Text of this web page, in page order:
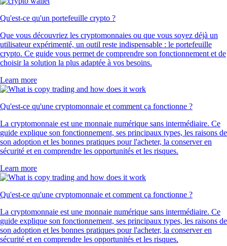
Qu'est-ce qu'un portefeuille crypto ?
Que vous découvriez les cryptomonnaies ou que vous soyez déjà un
utilisateur expérimenté, un outil reste indispensable : le portefeuille
crypto. Ce guide vous permet de comprendre son fonctionnement et de
choisir la solution la plus adaptée à vos besoins.
Learn more
Qu'est-ce qu'une cryptomonnaie et comment ça fonctionne ?
La cryptomonnaie est une monnaie numérique sans intermédiaire. Ce
guide explique son fonctionnement, ses principaux types, les raisons de
son adoption et les bonnes pratiques pour l'acheter, la conserver en
sécurité et en comprendre les opportunités et les risques.
Learn more
Qu'est-ce qu'une cryptomonnaie et comment ça fonctionne ?
La cryptomonnaie est une monnaie numérique sans intermédiaire. Ce
guide explique son fonctionnement, ses principaux types, les raisons de
son adoption et les bonnes pratiques pour l'acheter, la conserver en
sécurité et en comprendre les opportunités et les risques.